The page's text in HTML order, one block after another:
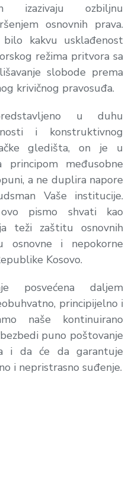
izazivaju ozbiljnu
osnovnih prava.
kakvu usklađenost
režima pritvora sa
slobode prema
krivičnog pravosuđa.
u duhu
i konstruktivnog
gledišta, on je u
međusobne
a ne duplira napore
Vaše institucije.
pismo shvati kao
teži zaštitu osnovnih
osnovne i nepokorne
Kosovo.
posvećena daljem
principijelno i
naše kontinuirano
puno poštovanje
i da će da garantuje
i nepristrasno suđenje.